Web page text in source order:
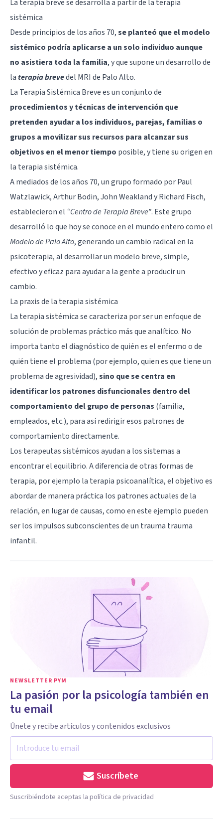
La terapia breve se desarrolla a partir de la terapia
sistémica
Desde principios de los años 70,se planteó que el modelo
sistémico podría aplicarse a un solo individuo aunque
no asistiera toda la familia, y que supone un desarrollo de
laterapia brevedel MRI de Palo Alto.
La Terapia Sistémica Breve es un conjunto de
procedimientos y técnicas de intervención que
pretenden ayudar a los individuos, parejas, familias o
grupos a movilizar sus recursos para alcanzar sus
objetivos en el menor tiempo posible, y tiene su origen en
la terapia sistémica.
A mediados de los años 70, un grupo formado por Paul
Watzlawick, Arthur Bodin, John Weakland y Richard Fisch,
establecieron el “Centro de Terapia Breve”. Este grupo
desarrolló lo que hoy se conoce en el mundo entero como el
Modelo de Palo Alto, generando un cambio radical en la
psicoterapia, al desarrollar un modelo breve, simple,
efectivo y eficaz para ayudar a la gente a producir un
cambio.
La praxis de la terapia sistémica
La terapia sistémica se caracteriza por ser un enfoque de
solución de problemas práctico más que analítico. No
importa tanto el diagnóstico de quién es el enfermo o de
quién tiene el problema (por ejemplo, quien es que tiene un
problema de agresividad),sino que se centra en
identificar los patrones disfuncionales dentro del
comportamiento del grupo de personas (familia,
empleados, etc.), para así redirigir esos patrones de
comportamiento directamente.
Los terapeutas sistémicos ayudan a los sistemas a
encontrar el equilibrio. A diferencia de otras formas de
terapia, por ejemplo la terapia psicoanalítica, el objetivo es
abordar de manera práctica los patrones actuales de la
relación, en lugar de causas, como en este ejemplo pueden
ser los impulsos subconscientes de un trauma trauma
infantil.
NEWSLETTER PYM
La pasión por la psicología también en
tu email
Únete y recibe artículos y contenidos exclusivos
Suscríbete
Suscribiéndote aceptas la política de privacidad